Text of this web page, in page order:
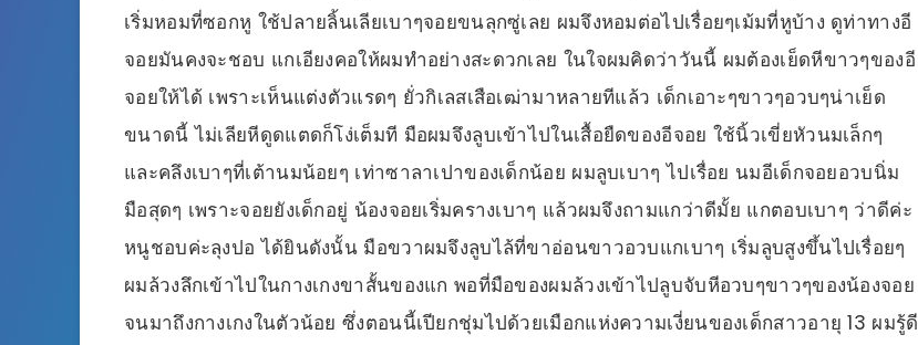
เริ่มหอมที่ซอกหู ใช้ปลายลิ้นเลียเบาๆจอยขนลุกซู่เลย ผมจึงหอมต่อไปเรื่อยๆเม้มที่หูบ้าง ดูท่าทางอี
จอยมันคงจะชอบ แกเอียงคอให้ผมทำอย่างสะดวกเลย ในใจผมคิดว่าวันนี้ ผมต้องเย็ดหีขาวๆของอี
จอยให้ได้ เพราะเห็นแต่งตัวแรดๆ ยั่วกิเลสเสือเฒ่ามาหลายทีแล้ว เด็กเอาะๆขาวๆอวบๆน่าเย็ด
ขนาดนี้ ไม่เลียหีดูดแตดก็โง่เต็มที มือผมจึงลูบเข้าไปในเสื้อยืดของอีจอย ใช้นิ้วเขี่ยหัวนมเล็กๆ
และคลึงเบาๆที่เต้านมน้อยๆ เท่าซาลาเปาของเด็กน้อย ผมลูบเบาๆ ไปเรื่อย นมอีเด็กจอยอวบนิ่ม
มือสุดๆ เพราะจอยยังเด็กอยู่ น้องจอยเริ่มครางเบาๆ แล้วผมจึงถามแกว่าดีมั้ย แกตอบเบาๆ ว่าดีค่ะ
หนูชอบค่ะลุงปอ ได้ยินดังนั้น มือขวาผมจึงลูบไล้ที่ขาอ่อนขาวอวบแกเบาๆ เริ่มลูบสูงขึ้นไปเรื่อยๆ
ผมล้วงลึกเข้าไปในกางเกงขาสั้นของแก พอที่มือของผมล้วงเข้าไปลูบจับหีอวบๆขาวๆของน้องจอย
จนมาถึงกางเกงในตัวน้อย ซึ่งตอนนี้เปียกชุ่มไปด้วยเมือกแห่งความเงี่ยนของเด็กสาวอายุ 13 ผมรู้ดี